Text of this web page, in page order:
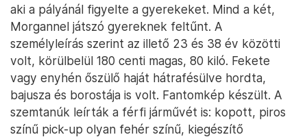
aki a pályánál figyelte a gyerekeket. Mind a két,
Morgannel játszó gyereknek feltűnt. A
személyleírás szerint az illető 23 és 38 év közötti
volt, körülbelül 180 centi magas, 80 kiló. Fekete
vagy enyhén őszülő haját hátrafésülve hordta,
bajusza és borostája is volt. Fantomkép készült. A
szemtanúk leírták a férfi járművét is: kopott, piros
színű pick-up olyan fehér színű, kiegészítő